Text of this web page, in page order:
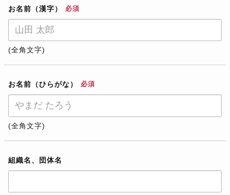
お名前（漢字） 必須
(全角文字)
お名前（ひらがな） 必須
(全角文字)
組織名、団体名